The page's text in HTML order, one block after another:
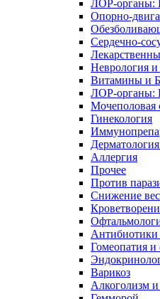
ЛОР-органы:
Опорно-
Сердечно-
Неврология
Витамины и
ЛОР-органы:
Мочеполовая
Гинекология
Аллергия
Прочее
Против
Снижение
Гомеопатия
Варикоз
Алкоголизм